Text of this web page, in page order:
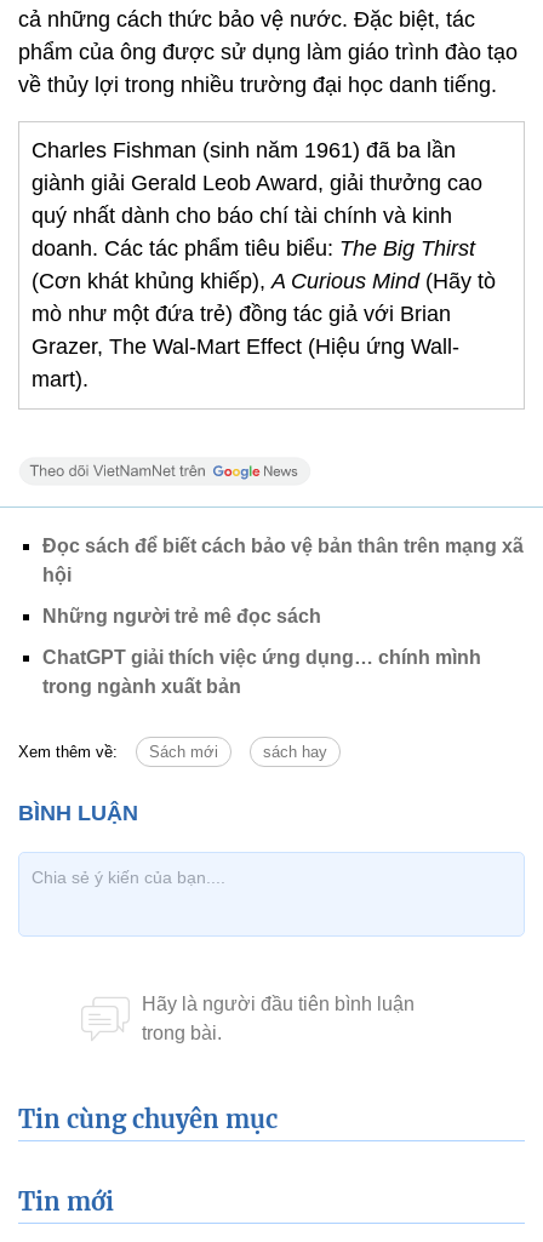
cả những cách thức bảo vệ nước. Đặc biệt, tác
phẩm của ông được sử dụng làm giáo trình đào tạo
về thủy lợi trong nhiều trường đại học danh tiếng.
Charles Fishman (sinh năm 1961) đã ba lần
giành giải Gerald Leob Award, giải thưởng cao
quý nhất dành cho báo chí tài chính và kinh
doanh. Các tác phẩm tiêu biểu: The Big Thirst
(Cơn khát khủng khiếp),A Curious Mind(Hãy tò
mò như một đứa trẻ) đồng tác giả với Brian
Grazer, The Wal-Mart Effect (Hiệu ứng Wall-
mart).
Đọc sách để biết cách bảo vệ bản thân trên mạng xã
hội
Những người trẻ mê đọc sách
ChatGPT giải thích việc ứng dụng… chính mình
trong ngành xuất bản
Xem thêm về: Sách mới sách hay
Tin cùng chuyên mục
Tin mới